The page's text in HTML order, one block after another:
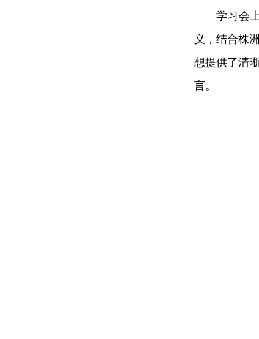
学习会
义，结合株
想提供了清
言。